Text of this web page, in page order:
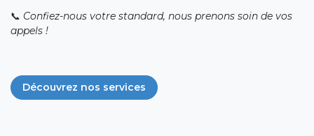
📞 Confiez-nous votre standard, nous prenons soin de vos
appels !
Découvrez nos services